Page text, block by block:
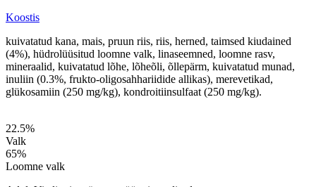
Koostis
kuivatatud kana, mais, pruun riis, riis, herned, taimsed kiudained
(4%), hüdrolüüsitud loomne valk, linaseemned, loomne rasv,
mineraalid, kuivatatud lõhe, lõheõli, õllepärm, kuivatatud munad,
inuliin (0.3%, frukto-oligosahhariidide allikas), merevetikad,
glükosamiin (250 mg/kg), kondroitiinsulfaat (250 mg/kg).
22.5%
Valk
65%
Loomne valk